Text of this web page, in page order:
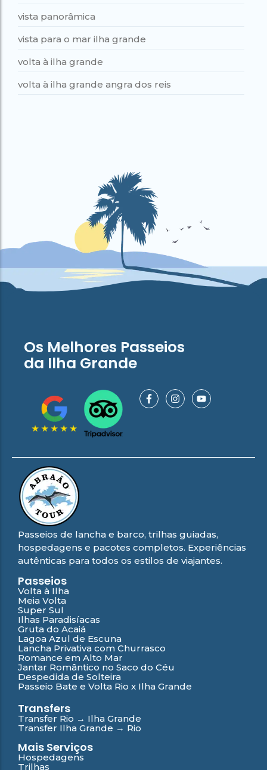
vista panorâmica
vista para o mar ilha grande
volta à ilha grande
volta à ilha grande angra dos reis
Os Melhores Passeios
da Ilha Grande
Passeios de lancha e barco, trilhas guiadas,
hospedagens e pacotes completos. Experiências
autênticas para todos os estilos de viajantes.
Passeios
Volta à Ilha
Meia Volta
Super Sul
Ilhas Paradisíacas
Gruta do Acaiá
Lagoa Azul de Escuna
Lancha Privativa com Churrasco
Romance em Alto Mar
Jantar Romântico no Saco do Céu
Despedida de Solteira
Passeio Bate e Volta Rio x Ilha Grande
Transfers
Transfer Rio → Ilha Grande
Transfer Ilha Grande → Rio
Mais Serviços
Hospedagens
Trilhas